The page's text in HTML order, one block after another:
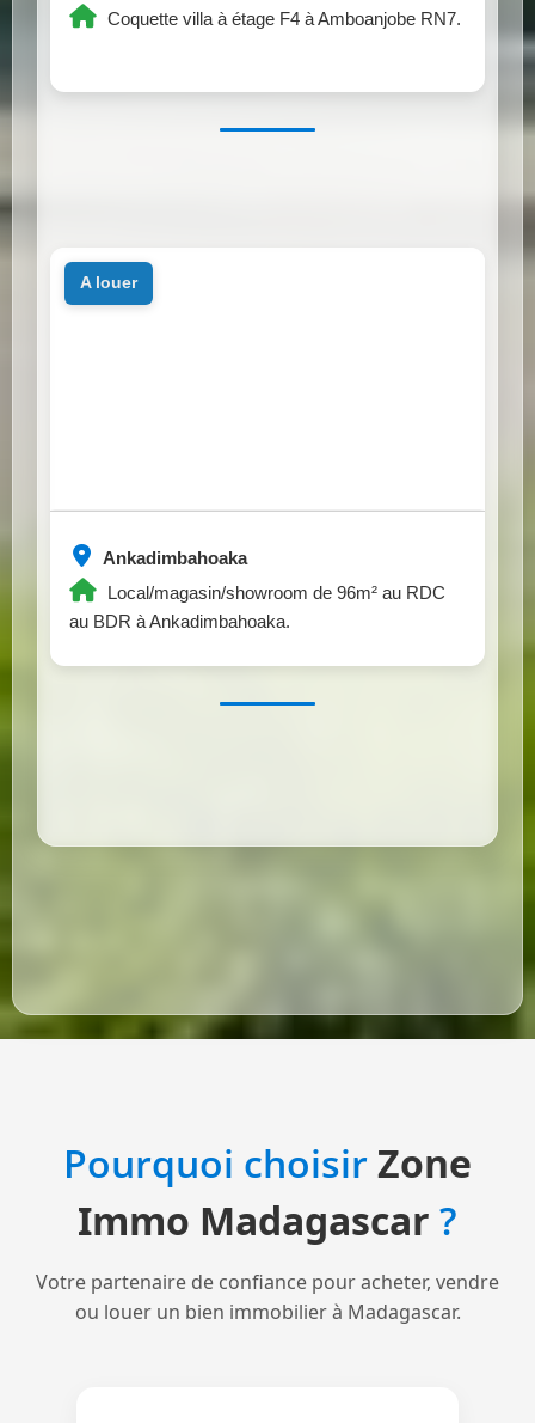
Coquette villa à étage F4 à Amboanjobe RN7.
Ankadimbahoaka
Local/magasin/showroom de 96m² au RDC
au BDR à Ankadimbahoaka.
a louer
Pourquoi choisirZone
Immo Madagascar ?
Votre partenaire de confiance pour acheter, vendre
ou louer un bien immobilier à Madagascar.